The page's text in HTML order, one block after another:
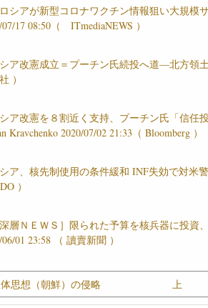
シアが新型コロナワクチン情報狙い大規模
07/17 08:50（ ITmediaNEWS ）
ア改憲成立＝プーチン氏続投へ道―北方領
）
ア改憲を８割近く支持、プーチン氏「信任
Kravchenko 2020/07/02 21:33（ Bloomberg ）
ア、核先制使用の条件緩和 INF失効で対米
）
層ＮＥＷＳ］限られた予算を核兵器に投資
01 23:58 （ 讀賣新聞 ）
体思想（朝鮮）の侵略 上